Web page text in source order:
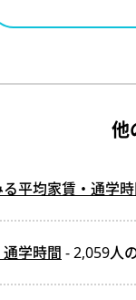
他
平均家賃・通学
学時間 - 2,059人